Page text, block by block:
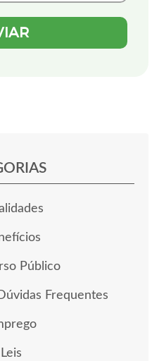
Público
Frequentes
Leis